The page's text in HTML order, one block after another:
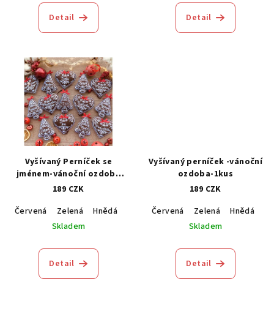
Detail Detail
Vyšívaný Perníček se
jménem-vánoční ozdoba
1kus (Personalizovaný)
189 CZK
Červená
Zelená Hnědá
Modrá
Skladem
Detail
Vyšívaný perníček -vánoční
ozdoba-1kus
189 CZK
Červená
Zelená Hnědá
Skladem
Detail